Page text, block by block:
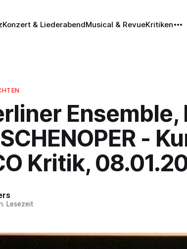
Konzert & LiederabendMusical & RevueKritiken
Ensemble,
-
Kritik,
Lesezeit